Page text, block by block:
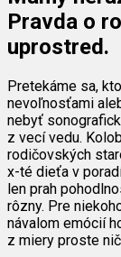
Pravda o
uprostred.
Pretekáme sa,
nevoľnosťami
nebyť
z vecí vedu.
rodičovských
x-té dieťa v
len prah
rôzny. Pre
návalom emócií
z miery proste